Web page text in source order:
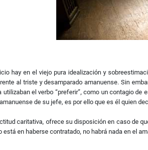
hay en el viejo pura idealización y
al triste y desamparado amanuense. Sin
el verbo “preferir”, como un contagio
de su jefe, es por ello que es él quien
caritativa, ofrece su disposición en caso de
está en haberse contratado, no habrá nada en el